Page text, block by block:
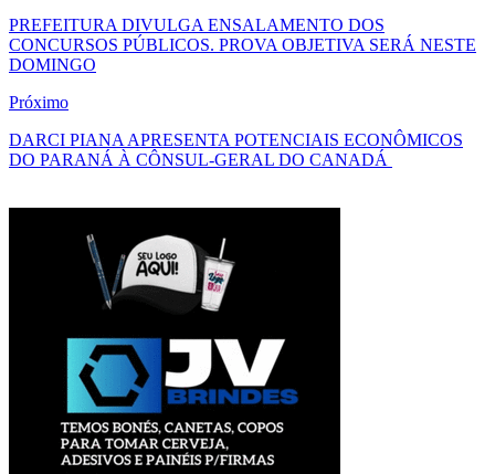
PREFEITURA DIVULGA ENSALAMENTO DOS
CONCURSOS PÚBLICOS. PROVA OBJETIVA SERÁ NESTE
DOMINGO
Próximo
DARCI PIANA APRESENTA POTENCIAIS ECONÔMICOS
DO PARANÁ À CÔNSUL-GERAL DO CANADÁ